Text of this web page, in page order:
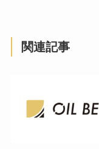
関連記事